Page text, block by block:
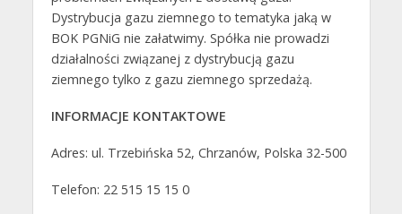
Dystrybucja gazu ziemnego to tematyka jaką w
BOK PGNiG nie załatwimy. Spółka nie prowadzi
działalności związanej z dystrybucją gazu
ziemnego tylko z gazu ziemnego sprzedażą.
INFORMACJE KONTAKTOWE
Adres: ul. Trzebińska 52, Chrzanów, Polska 32-500
Telefon: 22 515 15 15 0